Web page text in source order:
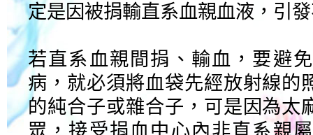
定是因被捐輸直系血親血液，引
若直系血親間捐、輸血，要避
病，就必須將血袋先經放射線的
的純合子或雜合子，可是因為太
眾，接受捐血中心內非直系親